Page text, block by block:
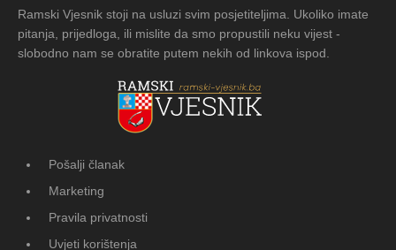
Ramski Vjesnik stoji na usluzi svim posjetiteljima. Ukoliko imate
pitanja, prijedloga, ili mislite da smo propustili neku vijest -
slobodno nam se obratite putem nekih od linkova ispod.
Pošalji članak
Marketing
Pravila privatnosti
Uvjeti korištenja